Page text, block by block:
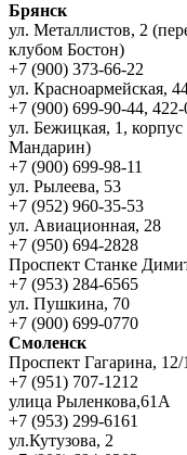
Брянск
ул. Металлистов, 2
клубом Бостон)
+7 (900) 373-66-22
ул. Красноармейская,
+7 (900) 699-90-44, 422-
ул. Бежицкая, 1,
Мандарин)
+7 (900) 699-98-11
ул. Рылеева, 53
+7 (952) 960-35-53
ул. Авиационная, 28
+7 (950) 694-2828
Проспект Станке
+7 (953) 284-6565
ул. Пушкина, 70
+7 (900) 699-0770
Смоленск
Проспект Гагарина, 12/
+7 (951) 707-1212
улица Рыленкова,61А
+7 (953) 299-6161
ул.Кутузова, 2